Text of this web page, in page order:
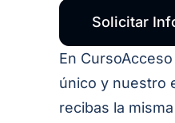
Solicitar
En
único y nuestro
recibas la